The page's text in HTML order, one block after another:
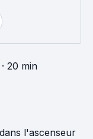
· 20 min
l'ascenseur